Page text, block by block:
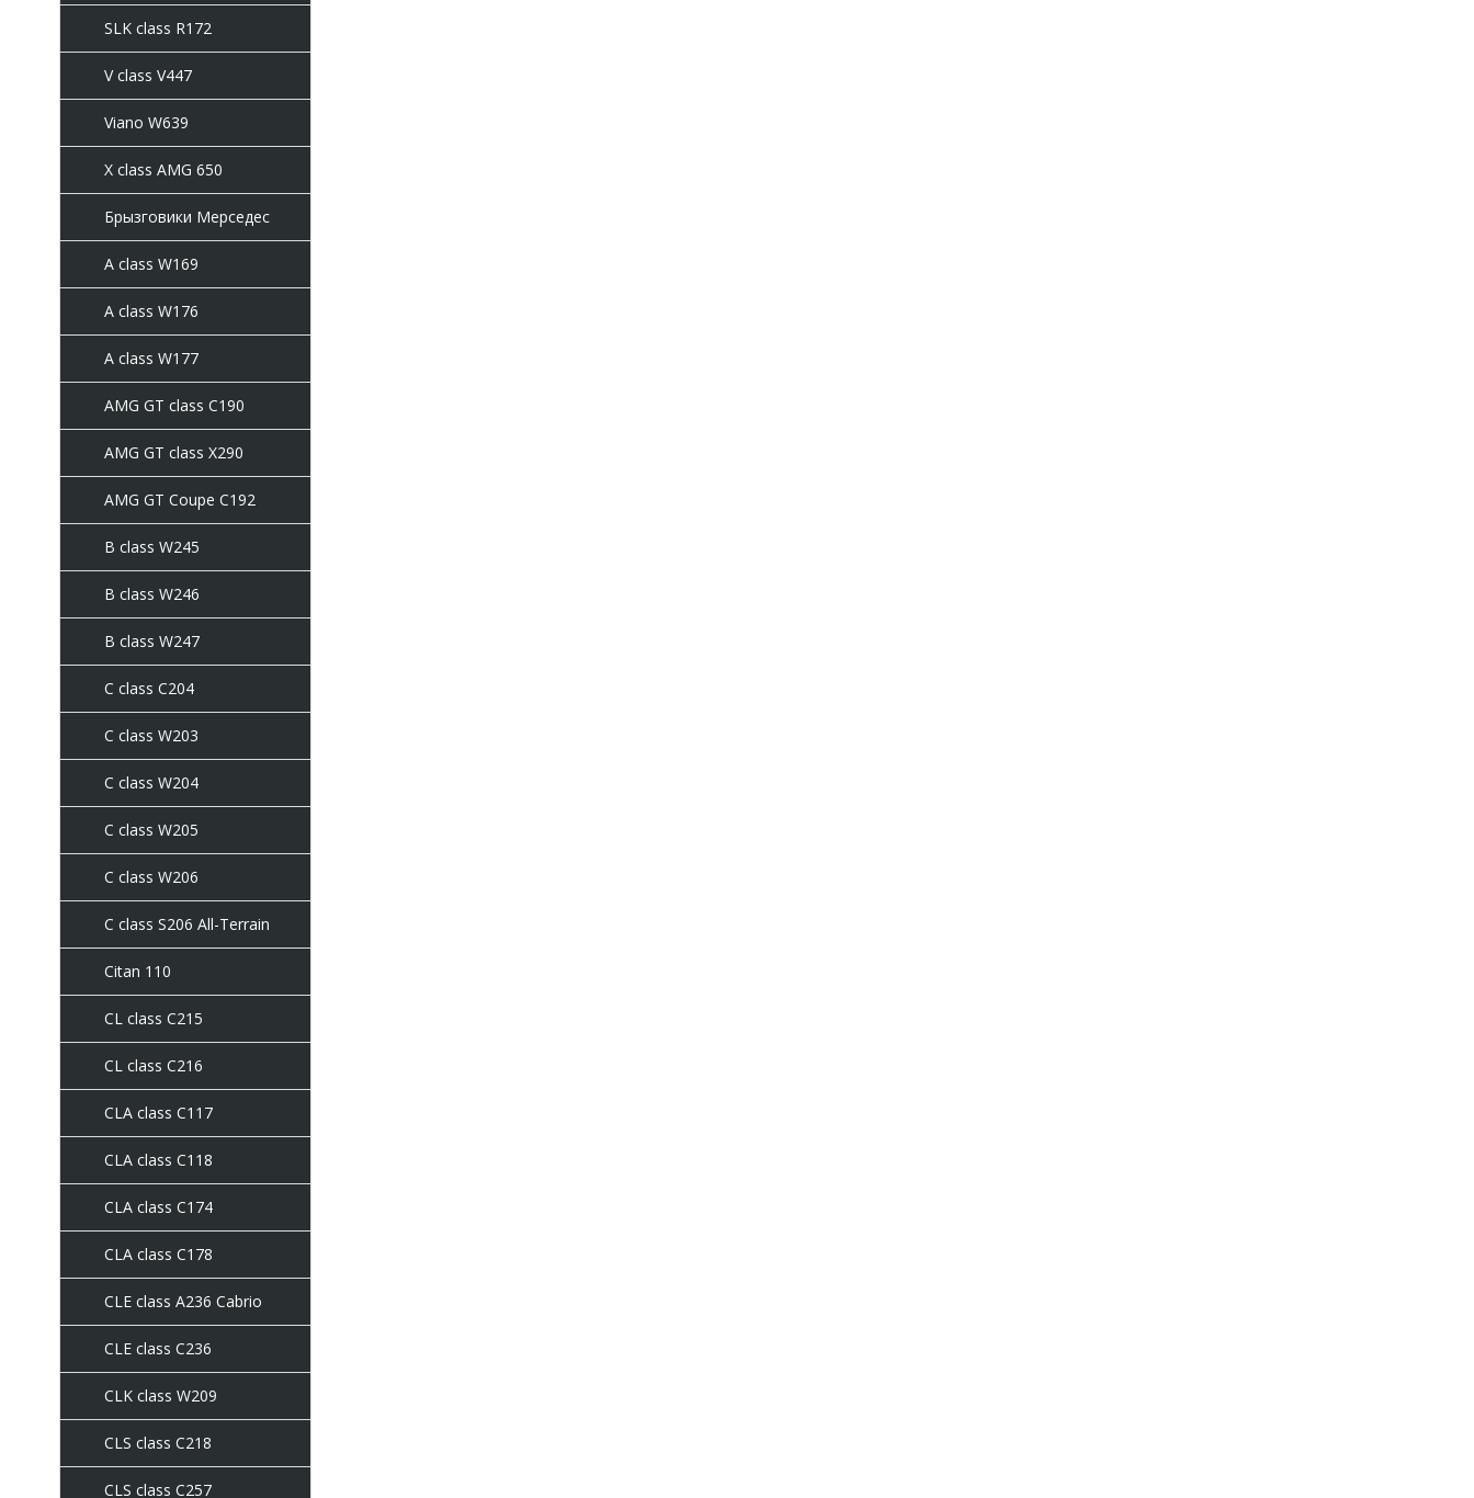
SLK class R172
V class V447
Viano W639
X class AMG 650
Брызговики Мерседес
A class W169
A class W176
A class W177
AMG GT class C190
AMG GT class X290
AMG GT Coupe C192
B class W245
B class W246
B class W247
C class C204
C class W203
C class W204
C class W205
C class W206
C class S206 All-Terrain
Citan 110
CL class C215
CL class C216
CLA class C117
CLA class C118
CLA class C174
CLA class C178
CLE class A236 Cabrio
CLE class C236
CLK class W209
CLS class C218
CLS class C257